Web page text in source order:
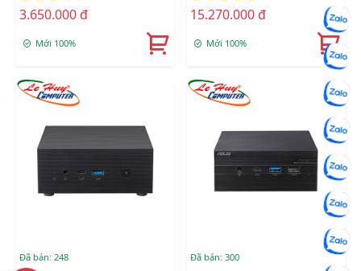
3.650.000 đ
Mới 100%
11370H/BT+WiFi/VGA/
(90MR00Q1-M000S0)
15.270.000 đ
Mới 100%
Đã bán: 248 Đã bán: 300